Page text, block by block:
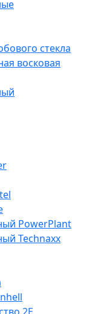
стекла
восковая
PowerPlant
Technaxx